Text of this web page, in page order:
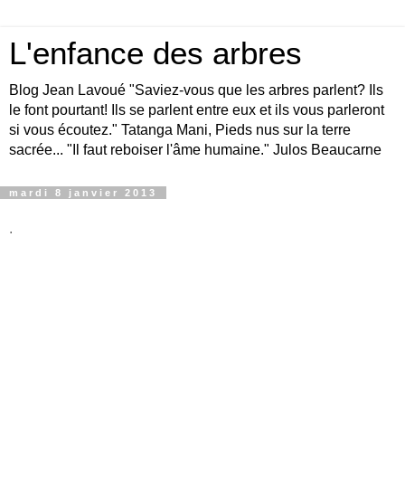
L'enfance des arbres
Blog Jean Lavoué "Saviez-vous que les arbres parlent? Ils
le font pourtant! Ils se parlent entre eux et ils vous parleront
si vous écoutez." Tatanga Mani, Pieds nus sur la terre
sacrée... "Il faut reboiser l'âme humaine." Julos Beaucarne
mardi 8 janvier 2013
.